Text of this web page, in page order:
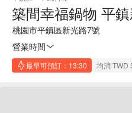
築間幸福鍋物 平
桃園市平鎮區新光路7號
營業時間
最早可預訂：13:30 均消 TWD